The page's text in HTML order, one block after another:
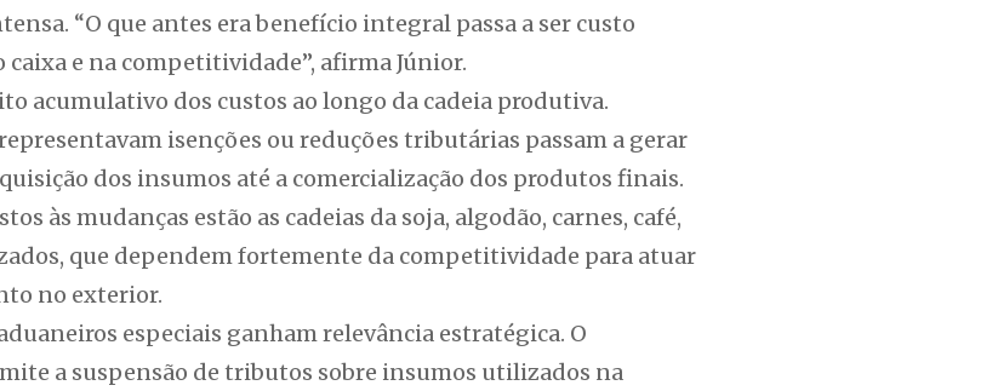
“O que antes era benefício integral passa a ser custo
e na competitividade”, afirma Júnior.
acumulativo dos custos ao longo da cadeia produtiva.
isenções ou reduções tributárias passam a gerar
dos insumos até a comercialização dos produtos finais.
às mudanças estão as cadeias da soja, algodão, carnes, café,
que dependem fortemente da competitividade para atuar
no exterior.
especiais ganham relevância estratégica. O
a suspensão de tributos sobre insumos utilizados na